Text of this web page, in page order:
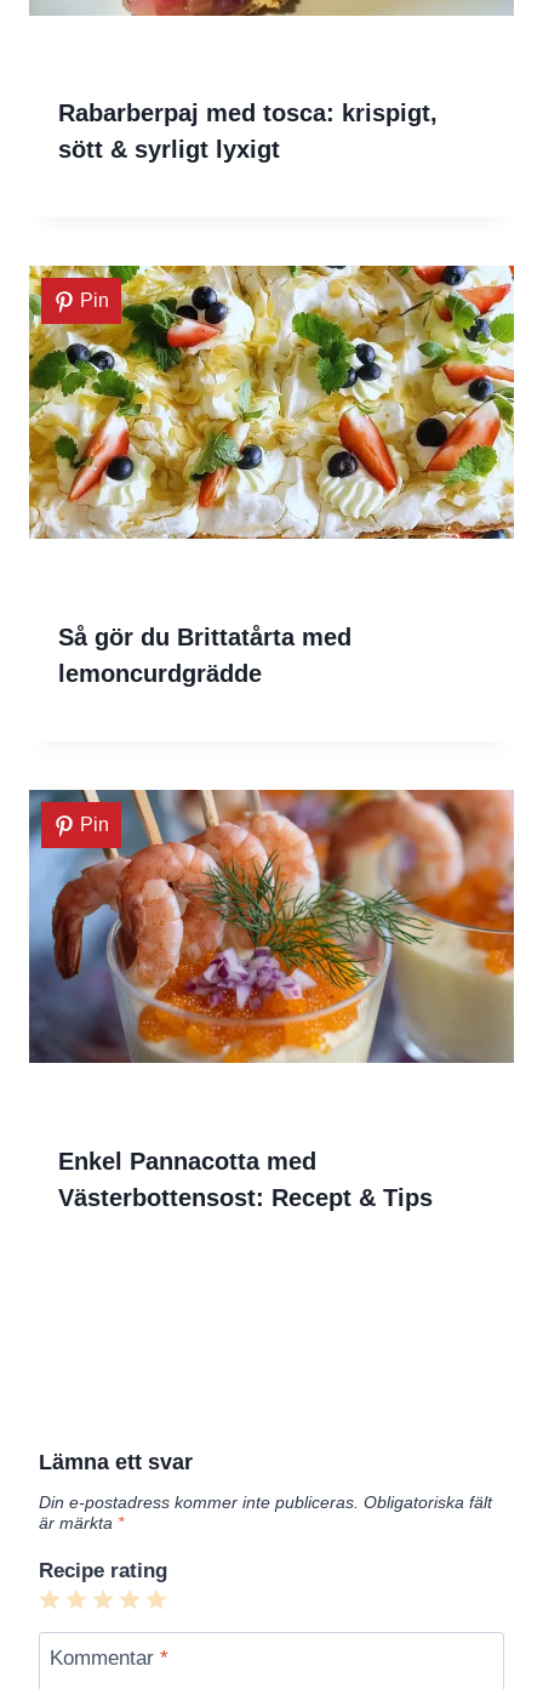
Rabarberpaj med tosca: krispigt,
sött & syrligt lyxigt
Pin
Så gör du Brittatårta med
lemoncurdgrädde
Pin
Enkel Pannacotta med
Västerbottensost: Recept & Tips
Lämna ett svar
Din e-postadress kommer inte publiceras. Obligatoriska fält
är märkta *
Recipe rating
5
Stars
4
Stars
3
Stars
2
Stars
1
Star
Kommentar *